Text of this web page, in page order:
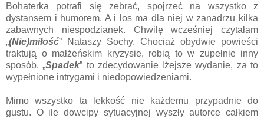
Bohaterka potrafi się zebrać, spojrzeć na wszystko z
dystansem i humorem. A i los ma dla niej w zanadrzu kilka
zabawnych niespodzianek. Chwilę wcześniej czytałam
„(Nie)miłość” Nataszy Sochy. Chociaż obydwie powieści
traktują o małżeńskim kryzysie, robią to w zupełnie inny
sposób. „Spadek” to zdecydowanie lżejsze wydanie, za to
wypełnione intrygami i niedopowiedzeniami.
Mimo wszystko ta lekkość nie każdemu przypadnie do
gustu. O ile dowcipy sytuacyjnej wyszły autorce całkiem